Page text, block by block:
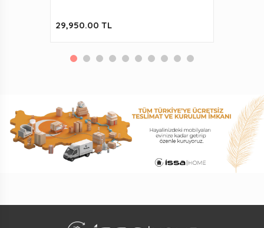
29,950.00 TL